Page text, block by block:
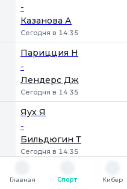
-
Казанова А
Сегодня в 14:35
Парицция Н
-
Лендерс Дж
Сегодня в 14:35
Яух Я
-
Бильдюгин Т
Сегодня в 14:35
-
Главная
Спорт
Кибер